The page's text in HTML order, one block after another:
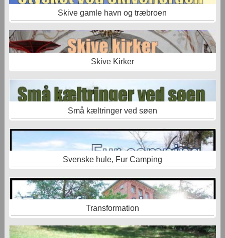
Skive gamle havn og træbroen
Skive Kirker
Små kæltringer ved søen
Svenske hule, Fur Camping
Transformation